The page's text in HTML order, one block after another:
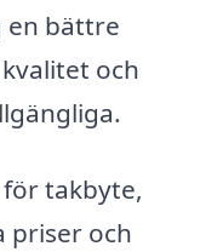
en bättre
och
takbyte,
priser och